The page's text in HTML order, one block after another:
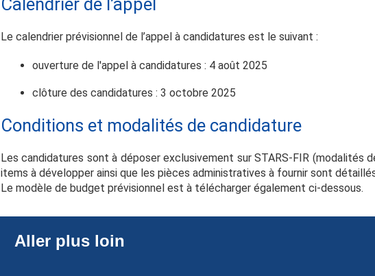
Le calendrier prévisionnel de l’appel à candidatures est le suivant :
ouverture de l'appel à candidatures : 4 août 2025
clôture des candidatures : 3 octobre 2025
Conditions et modalités de candidature
Les candidatures sont à déposer exclusivement sur STARS-FIR (modalités
items à développer ainsi que les pièces administratives à fournir sont
Le modèle de budget prévisionnel est à télécharger également ci-dessous.
Aller plus loin